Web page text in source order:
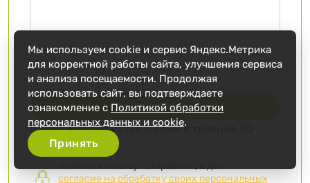
Отправить ➞
Менеджер свяжется с вами в течение 30
минут
Нажимая кнопку "Отправить", я даю
согласие на обработку своих персональных
Мы используем cookie и сервис Яндекс.Метрика
для корректной работы сайта, улучшения сервиса
и анализа посещаемости. Продолжая
использовать сайт, вы подтверждаете
ознакомление с Политикой обработки
персональных данных и cookie.
Принять